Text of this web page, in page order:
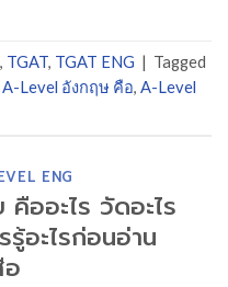
, TGAT, TGAT ENG | Tagged
A-Level อังกฤษ คือ, A-Level
ENG
ออะไร วัดอะไร
อะไรก่อนอ่าน